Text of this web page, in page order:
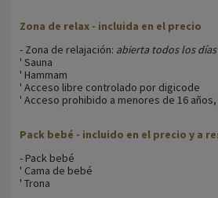
Zona de relax - incluida en el precio
- Zona de relajación: abierta todos los días
' Sauna
' Hammam
' Acceso libre controlado por digicode
' Acceso prohibido a menores de 16
Pack bebé - incluido en el precio y a
- Pack bebé
' Cama de bebé
' Trona